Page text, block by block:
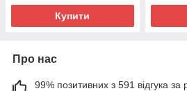
Купити
Про нас
99% позитивних з 591 відгука за